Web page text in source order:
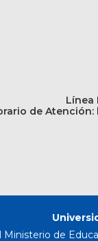
Línea
de Atención:
de